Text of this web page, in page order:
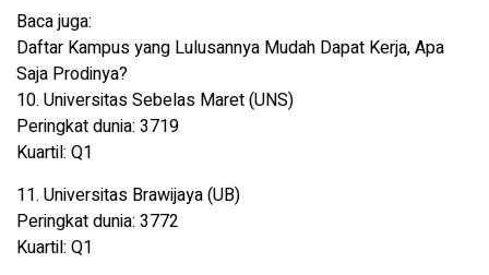
Baca juga:
Daftar Kampus yang Lulusannya Mudah Dapat Kerja, Apa
Saja Prodinya?
10. Universitas Sebelas Maret (UNS)
Peringkat dunia: 3719
Kuartil: Q1
11. Universitas Brawijaya (UB)
Peringkat dunia: 3772
Kuartil: Q1